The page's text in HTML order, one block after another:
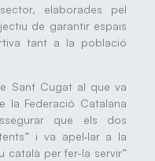
elaborades pel
de garantir espais
tant a la població
Sant Cugat al que va
la Federació Catalana
que els dos
i va apel·lar a la
català per fer-la servir”